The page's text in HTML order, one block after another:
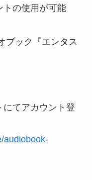
の使用が可能
ブック『エンタス
にてアカウント登
audiobook-